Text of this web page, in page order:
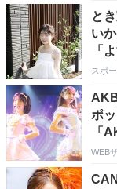
と
い
「
スポ
ポ
「
ド
WEB